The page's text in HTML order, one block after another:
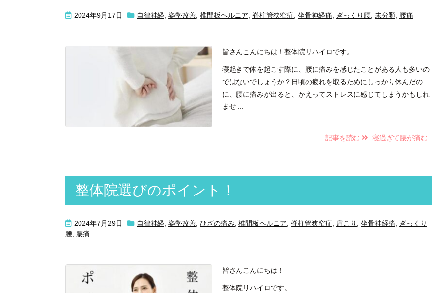
2024年9月17日 自律神経, 姿勢改善, 椎間板ヘルニア, 脊柱管狭窄症, 坐骨神経痛, ぎっくり腰, 未分類, 腰痛
皆さんこんにちは！整体院リハイロです。
寝起きで体を起こす際に、腰に痛みを感じたことがある人も多いの
ではないでしょうか？日頃の疲れを取るためにしっかり休んだの
に、腰に痛みが出ると、かえってストレスに感じてしまうかもしれ
ませ ...
記事を読む 寝過ぎて腰が痛む ...
整体院選びのポイント！
2024年7月29日 自律神経 姿勢改善 ひざの痛み 椎間板ヘルニア 脊柱管狭窄症 肩こり 坐骨神経痛
ぎっくり
腰 腰痛
皆さんこんにちは！
整体院リハイロです。